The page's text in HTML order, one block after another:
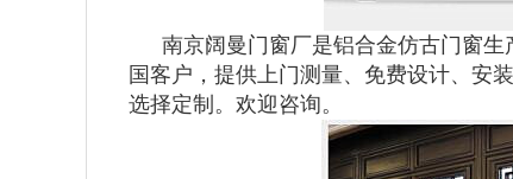
南京阔曼门窗厂是铝合金仿古门窗
国客户，提供上门测量、免费设计、安
选择定制。欢迎咨询。